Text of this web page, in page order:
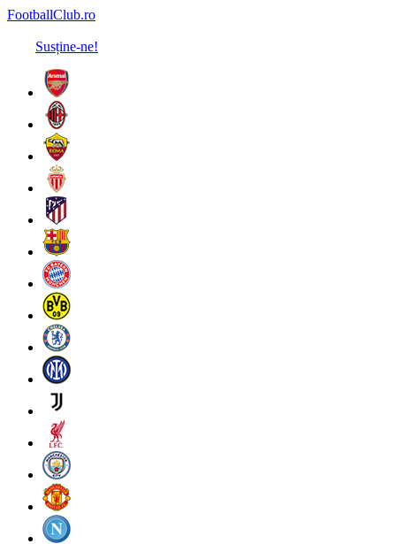
FootballClub.ro
Susține-ne!